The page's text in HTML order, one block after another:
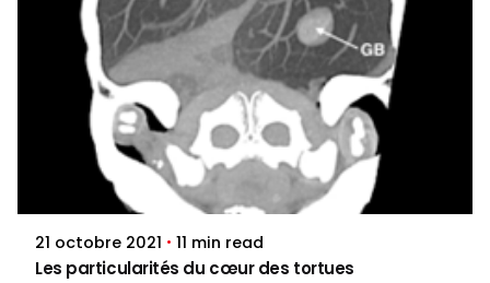
Posted by
dylan.duby
21 octobre 2021 11 min read
Les particularités du cœur des tortues